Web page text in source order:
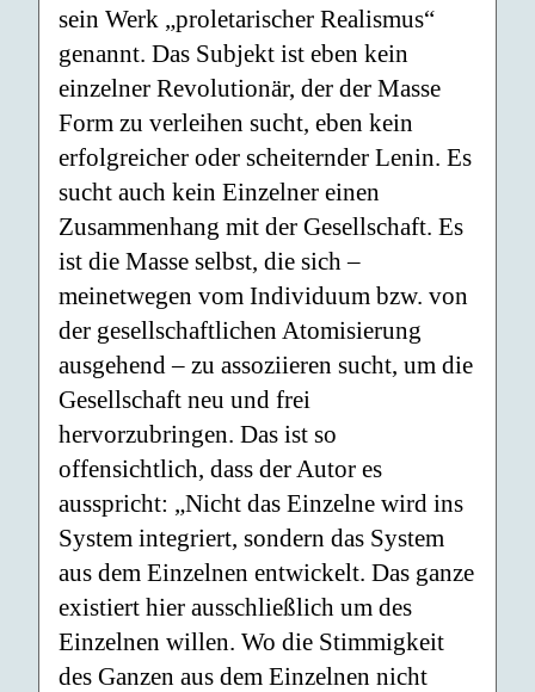
sein Werk „proletarischer Realismus“
genannt. Das Subjekt ist eben kein
einzelner Revolutionär, der der Masse
Form zu verleihen sucht, eben kein
erfolgreicher oder scheiternder Lenin. Es
sucht auch kein Einzelner einen
Zusammenhang mit der Gesellschaft. Es
ist die Masse selbst, die sich –
meinetwegen vom Individuum bzw. von
der gesellschaftlichen Atomisierung
ausgehend – zu assoziieren sucht, um die
Gesellschaft neu und frei
hervorzubringen. Das ist so
offensichtlich, dass der Autor es
ausspricht: „Nicht das Einzelne wird ins
System integriert, sondern das System
aus dem Einzelnen entwickelt. Das ganze
existiert hier ausschließlich um des
Einzelnen willen. Wo die Stimmigkeit
des Ganzen aus dem Einzelnen nicht